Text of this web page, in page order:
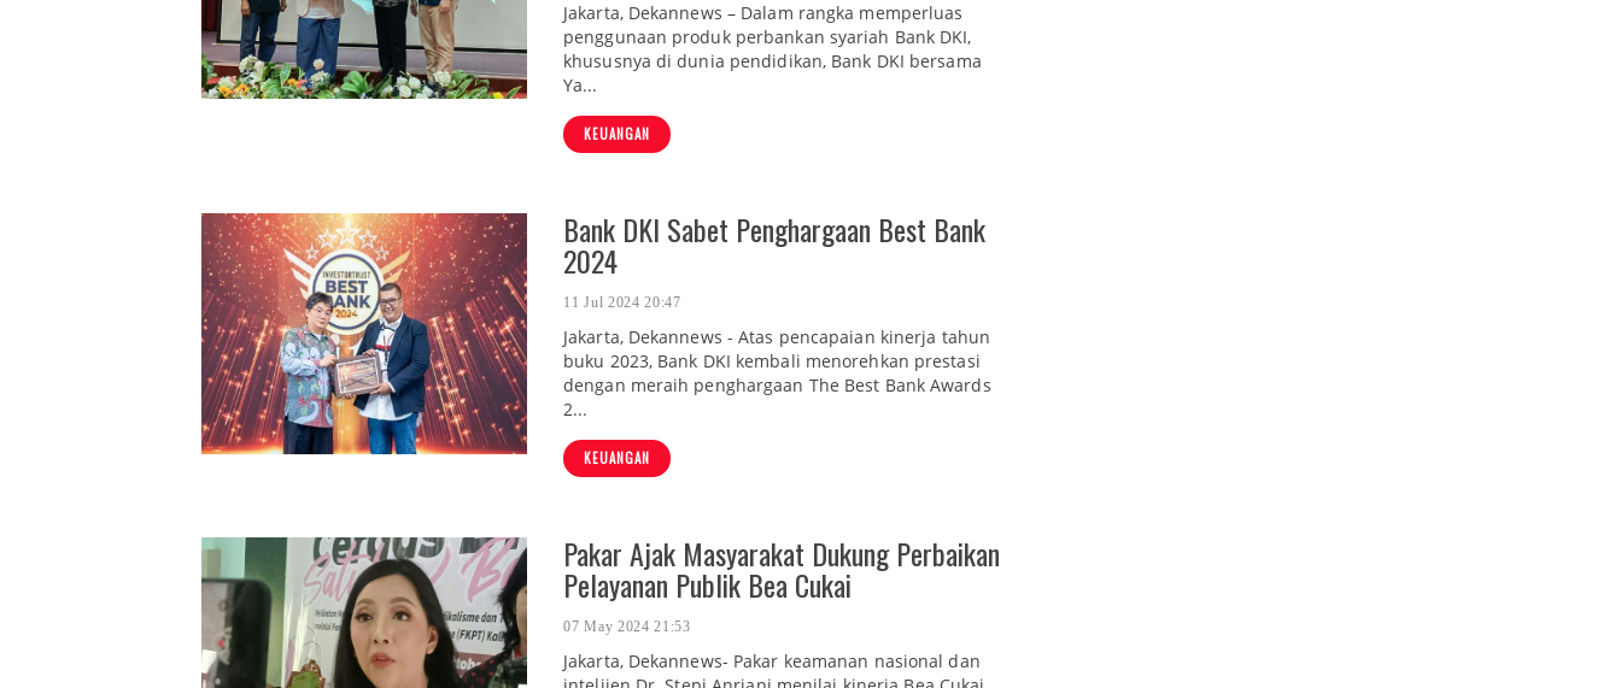
Jakarta, Dekannews – Dalam rangka memperluas
penggunaan produk perbankan syariah Bank DKI,
khususnya di dunia pendidikan, Bank DKI bersama
Ya...
KEUANGAN
Bank DKI Sabet Penghargaan Best Bank
2024
11 Jul 2024 20:47
Jakarta, Dekannews - Atas pencapaian kinerja tahun
buku 2023, Bank DKI kembali menorehkan prestasi
dengan meraih penghargaan The Best Bank Awards
2...
KEUANGAN
Pakar Ajak Masyarakat Dukung Perbaikan
Pelayanan Publik Bea Cukai
07 May 2024 21:53
Jakarta, Dekannews- Pakar keamanan nasional dan